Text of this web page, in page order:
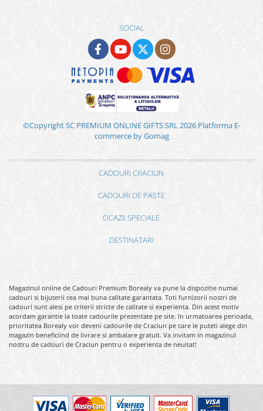
SOCIAL
©Copyright SC PREMIUM ONLINE GIFTS SRL 2026 Platforma E-
commerce by Gomag
CADOURI CRACIUN
CADOURI DE PASTE
OCAZII SPECIALE
DESTINATARI
Magazinul online de Cadouri Premium Borealy va pune la dispozitie numai
cadouri si bijuterii cea mai buna calitate garantata. Toti furnizorii nostri de
cadouri sunt alesi pe criterii stricte de calitate si experienta. Din acest motiv
acordam garantie la toate cadourile prezentate pe site. In urmatoarea perioada,
prioritatea Borealy vor deveni cadourile de Craciun pe care le puteti alege din
magazin beneficiind de livrare si ambalare gratuit. Va invitam in magazinul
nostru de cadouri de Craciun pentru o experienta de neuitat!